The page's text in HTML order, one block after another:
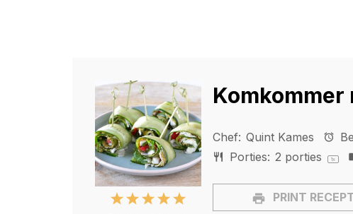
5
4
3
2
1
Chef: Quint Kames
Porties: 2 porties 1x
PRINT